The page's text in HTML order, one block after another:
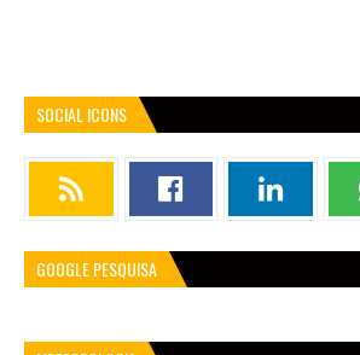
SOCIAL ICONS
GOOGLE PESQUISA